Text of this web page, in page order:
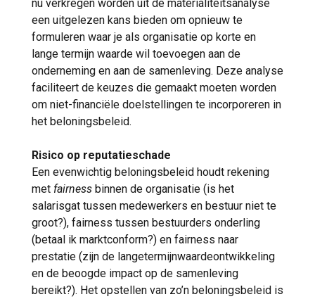
nu verkregen worden uit de materialiteitsanalyse
een uitgelezen kans bieden om opnieuw te
formuleren waar je als organisatie op korte en
lange termijn waarde wil toevoegen aan de
onderneming en aan de samenleving. Deze analyse
faciliteert de keuzes die gemaakt moeten worden
om niet-financiële doelstellingen te incorporeren in
het beloningsbeleid.
Risico op reputatieschade
Een evenwichtig beloningsbeleid houdt rekening
met fairness binnen de organisatie (is het
salarisgat tussen medewerkers en bestuur niet te
groot?), fairness tussen bestuurders onderling
(betaal ik marktconform?) en fairness naar
prestatie (zijn de langetermijnwaardeontwikkeling
en de beoogde impact op de samenleving
bereikt?). Het opstellen van zo’n beloningsbeleid is